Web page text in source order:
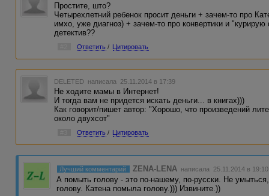
Простите, што?
Четырехлетний ребенок просит деньги + зачем-то про
имхо, уже диагноз) + зачем-то про конвертики и
детектив??
Ответить / Цитировать
DELETED написала 25.11.2014 в 17:39
Не ходите мамы в Интернет!
И тогда вам не придется искать деньги... в книгах)))
Как говорит/пишет автор: "Хорошо, что произведений
около двухсот"
Ответить / Цитировать
Лучший комментарий ZENA-LENA написала 25.11.2014 в 19:10
А помыть голову - это по-нашему, по-русски. Не
голову. Катена помыла голову.))) Извините.))